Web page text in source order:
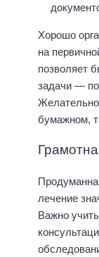
Хорошо
на
позволяет
задачи —
Желательно
бумажном,
лечение
Важно